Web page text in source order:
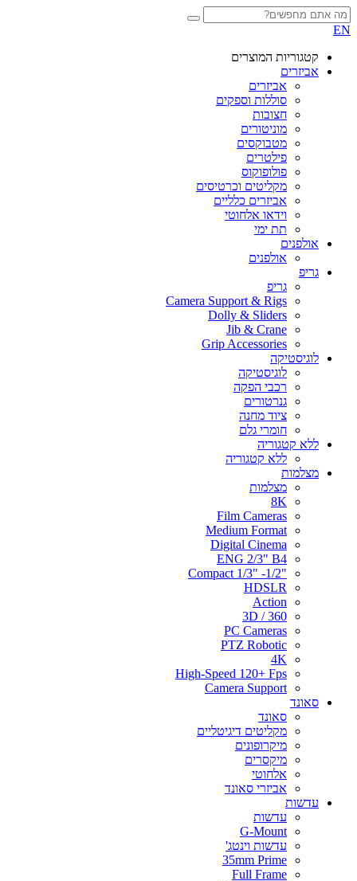
EN
קטגוריות המוצרים
אביזרים
אביזרים
סוללות וספקים
חצובות
מוניטורים
מטבוקסים
פילטרים
פולופוקוס
מקליטים וכרטיסים
אביזרים כלליים
וידאו אלחוטי
תת ימי
אולפנים
אולפנים
גריפ
גריפ
Camera Support & Rigs
Dolly & Sliders
Jib & Crane
Grip Accessories
לוגיסטיקה
לוגיסטיקה
רכבי הפקה
גנרטורים
ציוד מחנה
חומרי גלם
ללא קטגוריה
ללא קטגוריה
מצלמות
מצלמות
8K
Film Cameras
Medium Format
Digital Cinema
ENG 2/3" B4
"Compact 1/3" -1/2
HDSLR
Action
3D / 360
PC Cameras
PTZ Robotic
4K
High-Speed 120+ Fps
Camera Support
סאונד
סאונד
מקליטים דיגיטליים
מיקרופונים
מיקסרים
אלחוטי
אביזרי סאונד
עדשות
עדשות
G-Mount
עדשות וינטג'
35mm Prime
Full Frame